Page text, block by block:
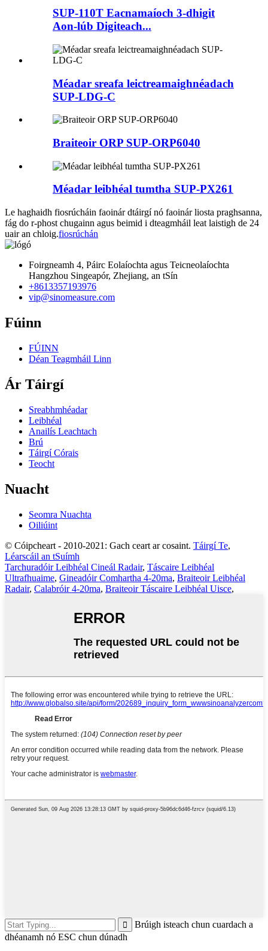
SUP-110T Eacnamaíoch 3-dhigit
Aon-lúb Digiteach...
Méadar sreafa leictreamaighnéadach
SUP-LDG-C
Braiteoir ORP SUP-ORP6040
Méadar leibhéal tumtha SUP-PX261
Le haghaidh fiosrúcháin faoinár dtáirgí nó faoinár liosta praghsanna,
fág do r-phost chugainn agus beimid i dteagmháil leat laistigh de 24
uair an chloig.fiosrúchán
Foirgneamh 4, Páirc Eolaíochta agus Teicneolaíochta
Hangzhou Singeapór, Zhejiang, an tSín
+8613357193976
vip@sinomeasure.com
Fúinn
FÚINN
Déan Teagmháil Linn
Ár Táirgí
Sreabhmhéadar
Leibhéal
Anailís Leachtach
Brú
Táirgí Córais
Teocht
Nuacht
Seomra Nuachta
Oiliúint
© Cóipcheart - 2010-2021: Gach ceart ar cosaint. Táirgí Te,
Léarscáil an tSuímh
Tarchuradóir Leibhéal Cineál Radair, Táscaire Leibhéal
Ultrafhuaime, Gineadóir Comhartha 4-20ma, Braiteoir Leibhéal
Radair, Calabróir 4-20ma, Braiteoir Táscaire Leibhéal Uisce,
Brúigh isteach chun cuardach a
dhéanamh nó ESC chun dúnadh